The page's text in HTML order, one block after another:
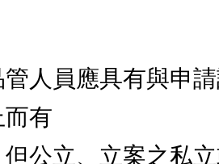
人員應具有與申
有
公立、立案之私